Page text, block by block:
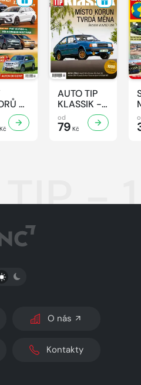
-
Kč
AUTO TIP
KLASSIK -
7/2026
od
79 Kč
-
PŘEPNOUT SVĚTLÝ/TMAVÝ REŽIM
O nás
Kontakty